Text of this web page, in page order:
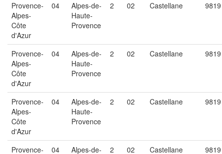
Provence-
Alpes-
Côte
d'Azur
04
Alpes-de-
Haute-
Provence
2 02 Castellane 9819
Provence-
Alpes-
Côte
d'Azur
04
Alpes-de-
Haute-
Provence
2 02 Castellane 9819
Provence-
Alpes-
Côte
d'Azur
04
Alpes-de-
Haute-
Provence
2 02 Castellane 9819
Provence- 04 Alpes-de- 2 02 Castellane 9819